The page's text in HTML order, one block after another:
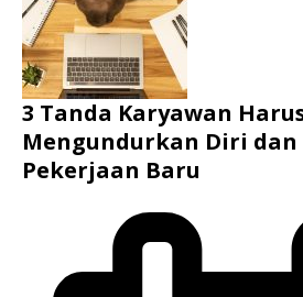
3 Tanda Karyawan
Mengundurkan Diri dan
Pekerjaan Baru